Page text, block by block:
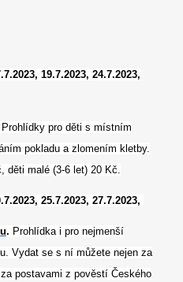
19.7.2023, 24.7.2023,
. Prohlídky pro děti s místním
pokladu a zlomením kletby.
malé (3-6 let) 20 Kč.
25.7.2023, 27.7.2023,
. Prohlídka i pro nejmenší
Vydat se s ní můžete nejen za
postavami z pověstí Českého